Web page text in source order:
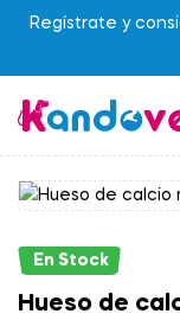
Regístrate y
En Stock
Hueso de